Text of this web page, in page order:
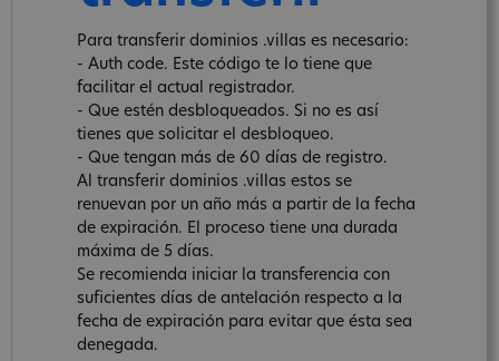
Para transferir dominios .villas es necesario:
- Auth code. Este código te lo tiene que
facilitar el actual registrador.
- Que estén desbloqueados. Si no es así
tienes que solicitar el desbloqueo.
- Que tengan más de 60 días de registro.
Al transferir dominios .villas estos se
renuevan por un año más a partir de la fecha
de expiración. El proceso tiene una durada
máxima de 5 días.
Se recomienda iniciar la transferencia con
suficientes días de antelación respecto a la
fecha de expiración para evitar que ésta sea
denegada.